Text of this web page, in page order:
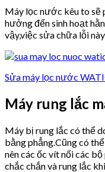
Máy lọc nước kêu to sẽ
hưởng đến sinh hoạt
vậy,việc sửa chữa lỗi
Sửa máy lọc nước
Máy rung lắc
Máy bị rung lắc có thể
bằng phẳng.Cũng có
nên các ốc vít nối các
chắc chắn và rung lắc